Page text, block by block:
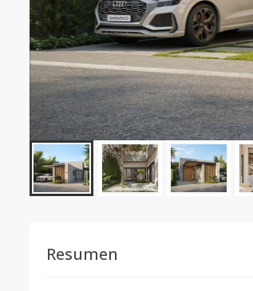
Resumen